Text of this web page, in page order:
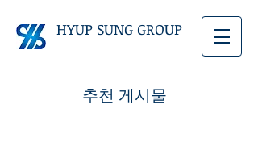
HYUP SUNG GROUP
추천 게시물